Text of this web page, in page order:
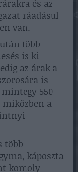
és az
ráadásul
van.
több
is ki
az árak a
is
550
a
több
káposzta
komoly